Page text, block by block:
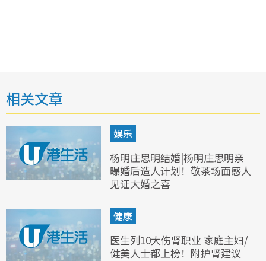
相关文章
娱乐
杨明庄思明结婚|杨明庄思明亲
曝婚后造人计划！敬茶场面感人
见证大婚之喜
健康
医生列10大伤肾职业 家庭主妇/
健美人士都上榜！附护肾建议